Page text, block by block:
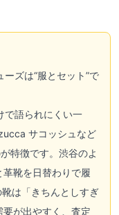
ズは“服とセット”で
で語られにくい一
サコッシュなど
特徴です。渋谷のよ
靴を日替わりで履
は「きちんとしすぎ
が出やすく、査定